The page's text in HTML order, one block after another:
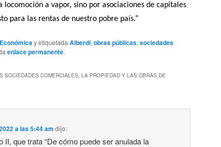
a vapor, sino por asociaciones de capitales
para las rentas de nuestro pobre país.”
y etiquetada Alberdi, obras públicas, sociedades
enlace permanente.
SOCIEDADES COMERCIALES, LA PROPIEDAD Y LAS OBRAS DE
a las 5:44 am dijo:
que trata “De cómo puede ser anulada la